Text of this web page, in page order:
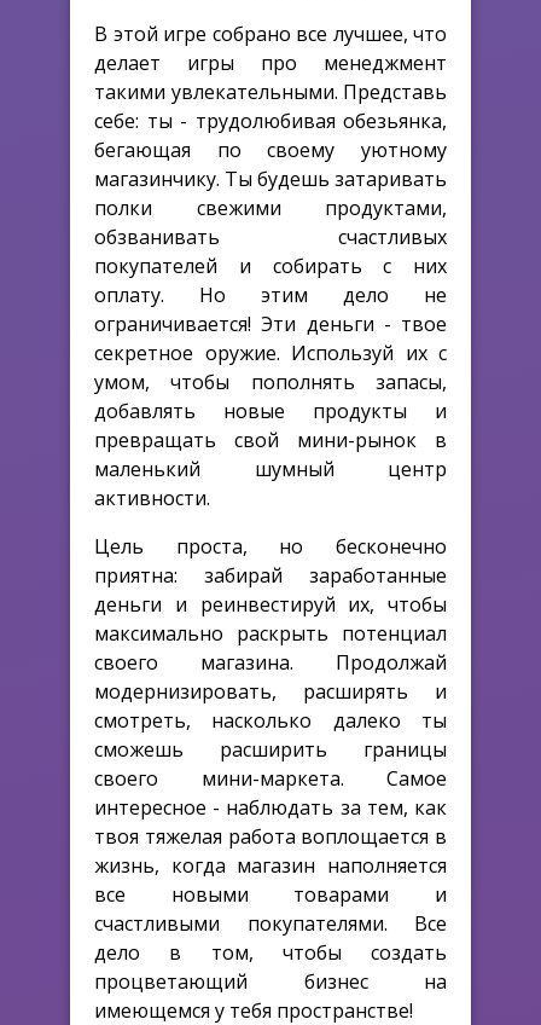
В этой игре собрано все лучшее, что
делает игры про менеджмент
такими увлекательными. Представь
себе: ты - трудолюбивая обезьянка,
бегающая по своему уютному
магазинчику. Ты будешь затаривать
полки свежими продуктами,
обзванивать счастливых
покупателей и собирать с них
оплату. Но этим дело не
ограничивается! Эти деньги - твое
секретное оружие. Используй их с
умом, чтобы пополнять запасы,
добавлять новые продукты и
превращать свой мини-рынок в
маленький шумный центр
активности.
Цель проста, но бесконечно
приятна: забирай заработанные
деньги и реинвестируй их, чтобы
максимально раскрыть потенциал
своего магазина. Продолжай
модернизировать, расширять и
смотреть, насколько далеко ты
сможешь расширить границы
своего мини-маркета. Самое
интересное - наблюдать за тем, как
твоя тяжелая работа воплощается в
жизнь, когда магазин наполняется
все новыми товарами и
счастливыми покупателями. Все
дело в том, чтобы создать
процветающий бизнес на
имеющемся у тебя пространстве!